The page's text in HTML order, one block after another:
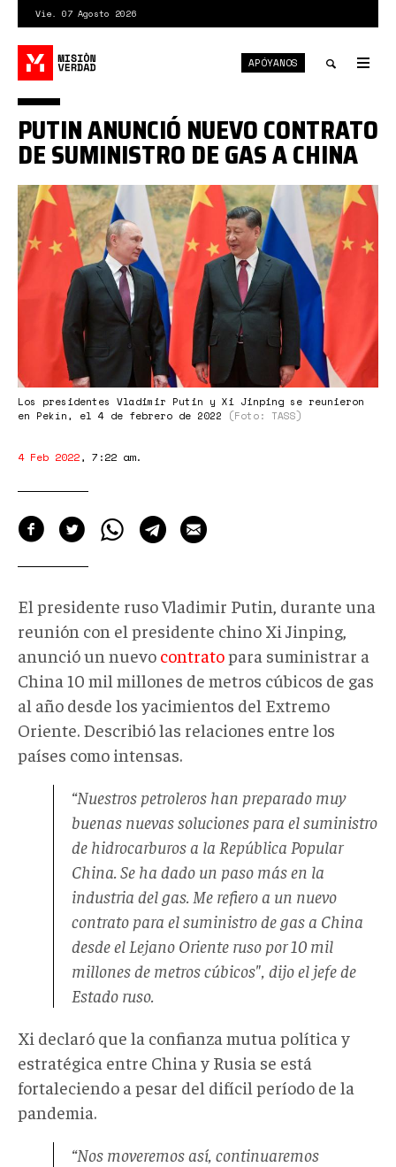
contenido
principal
Vie. 07 Agosto 2026
search
APÓYANOS
756439626109579.jpg
Los presidentes Vladimir Putin y Xi Jinping se reunieron
en Pekín, el 4 de febrero de 2022
(Foto: TASS)
PUTIN ANUNCIÓ NUEVO CONTRATO
DE SUMINISTRO DE GAS A CHINA
4 Feb 2022, 7:22 am.
El presidente ruso Vladimir Putin, durante una
reunión con el presidente chino Xi Jinping,
anunció un nuevo contratopara suministrar a
China 10 mil millones de metros cúbicos de gas
al año desde los yacimientos del Extremo
Oriente. Describió las relaciones entre los
países como intensas.
“Nuestros petroleros han preparado muy
buenas nuevas soluciones para el suministro
de hidrocarburos a la República Popular
China. Se ha dado un paso más en la
industria del gas. Me refiero a un nuevo
contrato para el suministro de gas a China
desde el Lejano Oriente ruso por 10 mil
millones de metros cúbicos", dijo el jefe de
Estado ruso.
Xi declaró que la confianza mutua política y
estratégica entre China y Rusia se está
fortaleciendo a pesar del difícil período de la
pandemia.
“Nos moveremos así, continuaremos